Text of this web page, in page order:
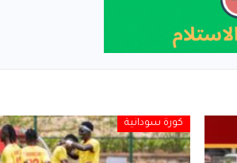
كورة سودانية